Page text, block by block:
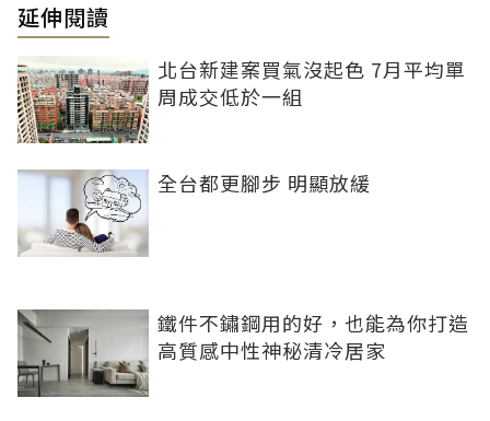
延伸閱讀
北台新建案買氣沒起色 7月平均單
周成交低於一組
全台都更腳步 明顯放緩
鐵件不鏽鋼用的好，也能為你打造
高質感中性神秘清冷居家